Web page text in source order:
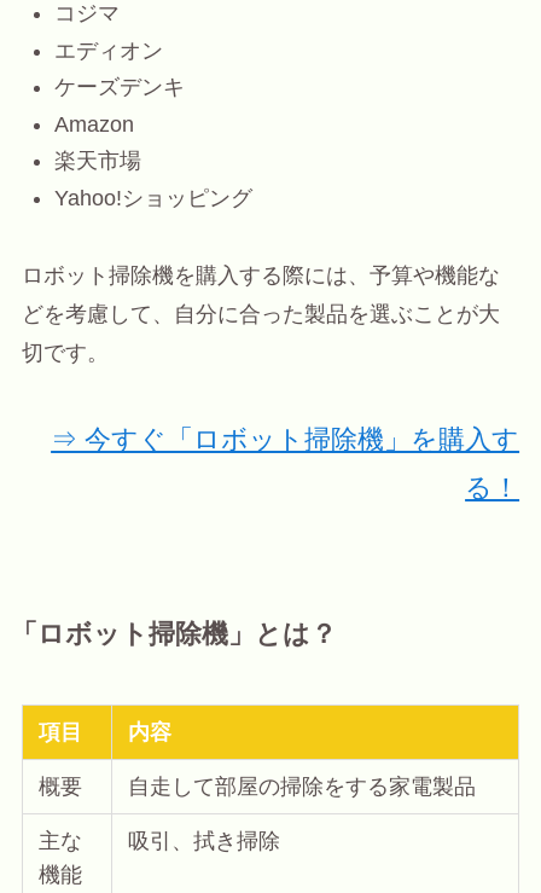
コジマ
エディオン
ケーズデンキ
Amazon
楽天市場
Yahoo!ショッピング
ロボット掃除機を購入する際には、予算や機能な
どを考慮して、自分に合った製品を選ぶことが大
切です。
⇒ 今すぐ「ロボット掃除機」を購入す
る！
「ロボット掃除機」とは？
項目 内容
概要 自走して部屋の掃除をする家電製品
主な
機能
吸引、拭き掃除